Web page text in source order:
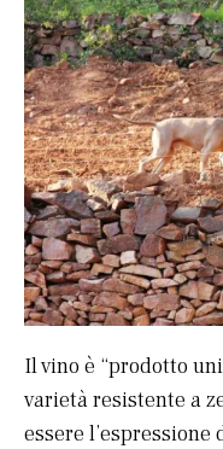
Il vino è “prodotto
varietà resistente a
essere